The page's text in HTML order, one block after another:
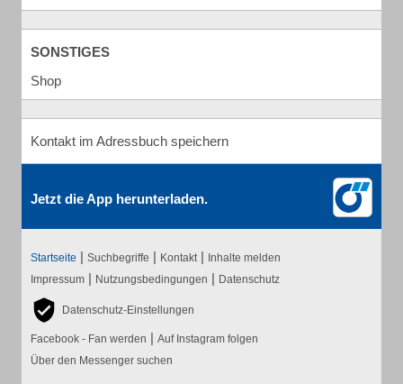
SONSTIGES
Shop
Kontakt im Adressbuch speichern
Jetzt die App herunterladen.
Startseite | Suchbegriffe | Kontakt | Inhalte melden
Impressum | Nutzungsbedingungen | Datenschutz
Datenschutz-Einstellungen
Facebook - Fan werden | Auf Instagram folgen
Über den Messenger suchen